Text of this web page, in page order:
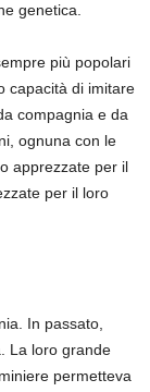
genetica.
più popolari
capacità di imitare
compagnia e da
ognuna con le
apprezzate per il
per il loro
In passato,
La loro grande
permetteva